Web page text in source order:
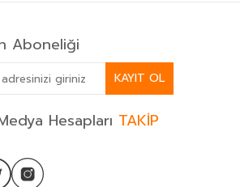
Aboneliği
KAYIT OL
Hesapları TAKİP